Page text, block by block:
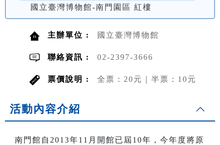
國立臺灣博物館-南門園區 紅樓
主辦單位 : 國立臺灣博物館
聯絡資訊 : 02-2397-3666
票價說明 : 全票：20元｜半票：10元
活動內容介紹
南門館自2013年11月開館已屆10年，今年度將原